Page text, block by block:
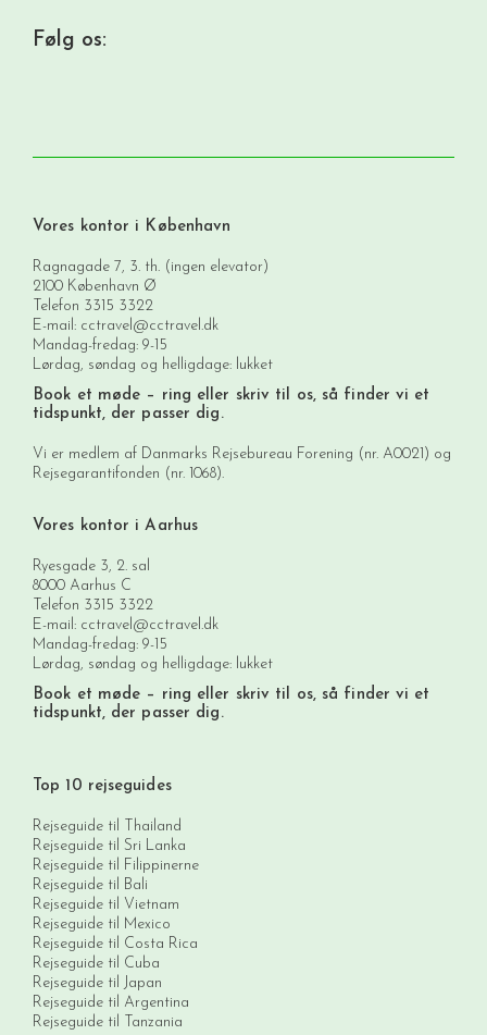
Følg os:
Vores kontor i København
Ragnagade 7, 3. th. (ingen elevator)
2100 København Ø
Telefon 3315 3322
E-mail: cctravel@cctravel.dk
Mandag-fredag: 9-15
Lørdag, søndag og helligdage: lukket
Book et møde – ring eller skriv til os, så finder vi et
tidspunkt, der passer dig.
Vi er medlem af Danmarks Rejsebureau Forening (nr. A0021) og
Rejsegarantifonden (nr. 1068).
Vores kontor i Aarhus
Ryesgade 3, 2. sal
8000 Aarhus C
Telefon 3315 3322
E-mail: cctravel@cctravel.dk
Mandag-fredag: 9-15
Lørdag, søndag og helligdage: lukket
Book et møde – ring eller skriv til os, så finder vi et
tidspunkt, der passer dig.
Top 10 rejseguides
Rejseguide til Thailand
Rejseguide til Sri Lanka
Rejseguide til Filippinerne
Rejseguide til Bali
Rejseguide til Vietnam
Rejseguide til Mexico
Rejseguide til Costa Rica
Rejseguide til Cuba
Rejseguide til Japan
Rejseguide til Argentina
Rejseguide til Tanzania